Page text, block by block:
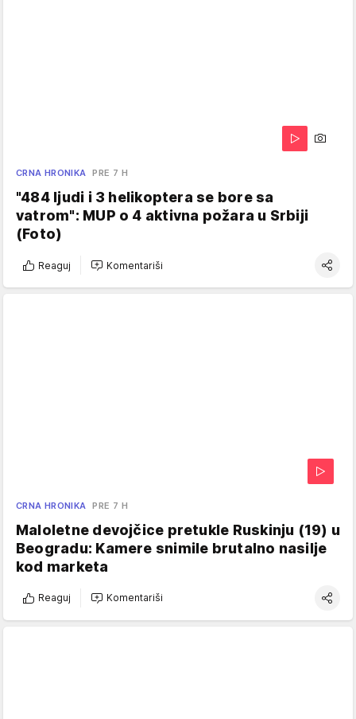
CRNA HRONIKA PRE 7 H
"484 ljudi i 3 helikoptera se bore sa
vatrom": MUP o 4 aktivna požara u Srbiji
(Foto)
Reaguj Komentariši
CRNA HRONIKA PRE 7 H
Maloletne devojčice pretukle Ruskinju (19) u
Beogradu: Kamere snimile brutalno nasilje
kod marketa
Reaguj Komentariši